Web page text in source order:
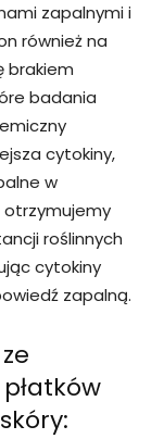
zapalnymi i
również na
brakiem
badania
cytokiny,
w
otrzymujemy
roślinnych
cytokiny
zapalną.